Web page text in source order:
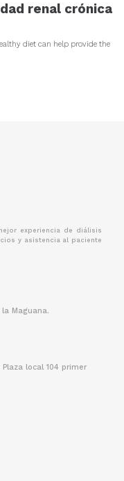
renal crónica
diet can help provide the
experiencia de diálisis
y asistencia al paciente
Maguana.
local 104 primer